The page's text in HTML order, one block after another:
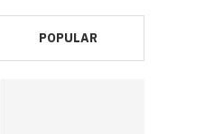
POPULAR